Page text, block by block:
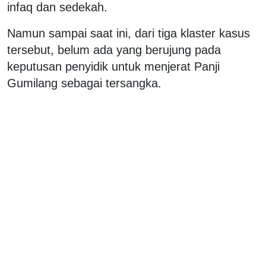
infaq dan sedekah.
Namun sampai saat ini, dari tiga klaster kasus
tersebut, belum ada yang berujung pada
keputusan penyidik untuk menjerat Panji
Gumilang sebagai tersangka.